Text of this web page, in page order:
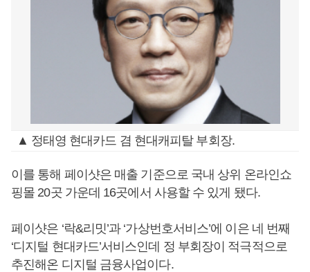
▲ 정태영 현대카드 겸 현대캐피탈 부회장.
이를 통해 페이샷은 매출 기준으로 국내 상위 온라인쇼
핑몰 20곳 가운데 16곳에서 사용할 수 있게 됐다.
페이샷은 ‘락&리밋’과 ‘가상번호서비스’에 이은 네 번째
‘디지털 현대카드’서비스인데 정 부회장이 적극적으로
추진해온 디지털 금융사업이다.